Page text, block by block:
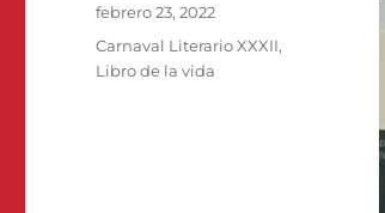
Publicado
febrero 23, 2022
Categorías
Carnaval Literario XXXII,
Libro de la vida